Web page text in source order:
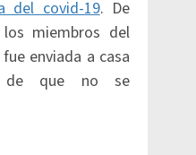
del covid-19. De
miembros del
enviada a casa
de que no se